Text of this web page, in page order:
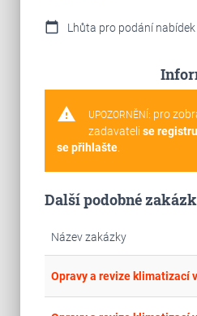
calendar_today Lhůta pro podání nabídek
warning UPOZORNĚNÍ: pro
zadavateli se
se přihlašte.
Další podobné
Název zakázky